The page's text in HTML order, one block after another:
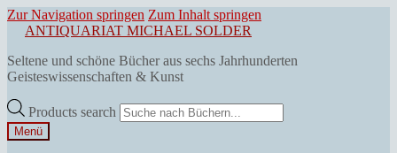
Zur Navigation springen Zum Inhalt springen
ANTIQUARIAT MICHAEL SOLDER
Seltene und schöne Bücher aus sechs Jahrhunderten
Geisteswissenschaften & Kunst
Products search
Menü